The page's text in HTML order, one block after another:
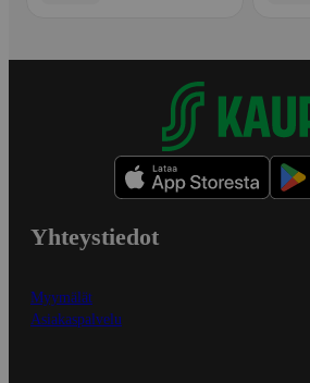
Yhteystiedot
Myymälät
Asiakaspalvelu